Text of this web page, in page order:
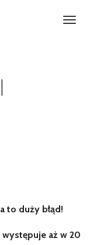
to duży błąd!
aż w 20